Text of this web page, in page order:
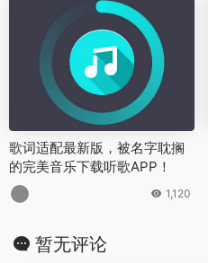
歌词适配最新版，被名字耽搁
的完美音乐下载听歌APP！
1,120
暂无评论